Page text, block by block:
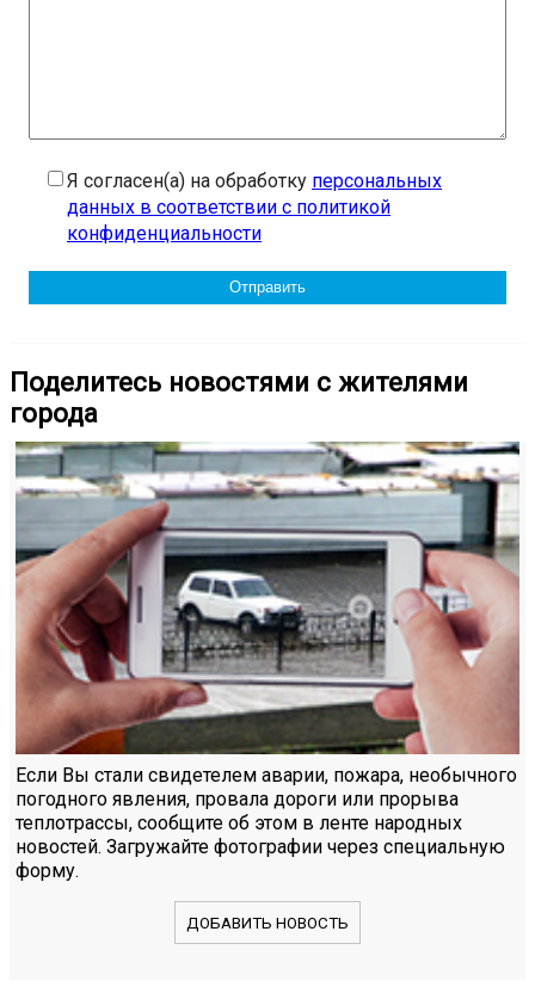
Я согласен(а) на обработку персональных
данных в соответствии с политикой
конфиденциальности
Поделитесь новостями с жителями
города
Если Вы стали свидетелем аварии, пожара, необычного
погодного явления, провала дороги или прорыва
теплотрассы, сообщите об этом в ленте народных
новостей. Загружайте фотографии через специальную
форму.
ДОБАВИТЬ НОВОСТЬ